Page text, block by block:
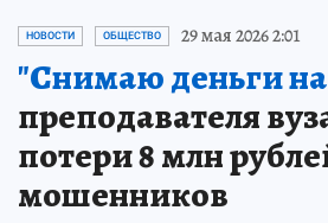
НОВОСТИ ОБЩЕСТВО 29 мая 2026 2:01
"Снимаю деньги
преподавателя
потери 8 млн
мошенников